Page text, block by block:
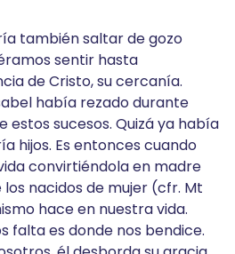
también saltar de gozo
sentir hasta
de Cristo, su cercanía.
había rezado durante
estos sucesos. Quizá ya había
hijos. Es entonces cuando
convirtiéndola en madre
nacidos de mujer (cfr. Mt
hace en nuestra vida.
falta es donde nos bendice.